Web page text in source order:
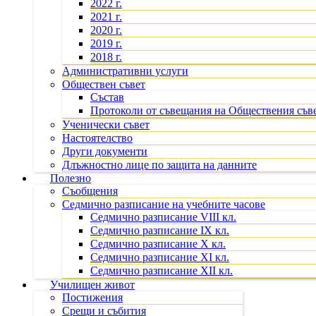
2022 г.
2021 г.
2020 г.
2019 г.
2018 г.
Административни услуги
Обществен съвет
Състав
Протоколи от съвещания на Обществения
Ученически съвет
Настоятелство
Други документи
Длъжностно лице по защита на данните
Полезно
Съобщения
Седмично разписание на учебните часове
Седмично разписание VIII кл.
Седмично разписание IX кл.
Седмично разписание X кл.
Седмично разписание XI кл.
Седмично разписание XII кл.
Училищен живот
Постижения
Срещи и събития